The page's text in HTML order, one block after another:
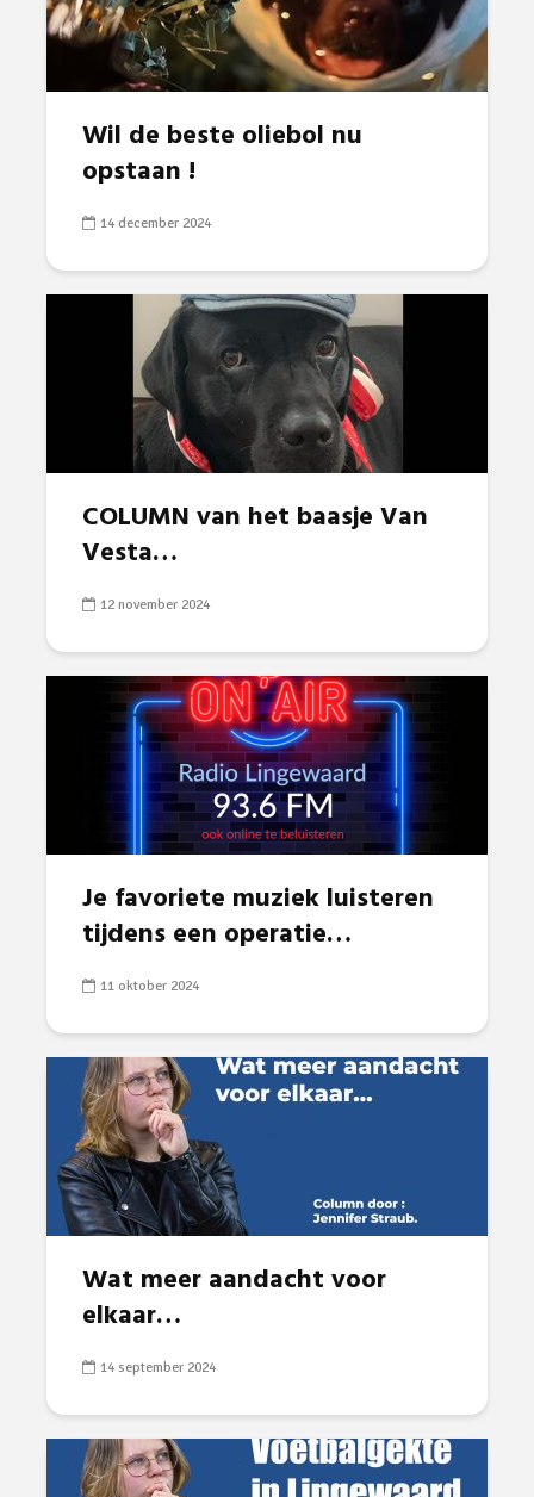
Wil de beste oliebol nu
opstaan !
14 december 2024
COLUMN van het baasje Van
Vesta…
12 november 2024
Je favoriete muziek luisteren
tijdens een operatie…
11 oktober 2024
Wat meer aandacht voor
elkaar…
14 september 2024